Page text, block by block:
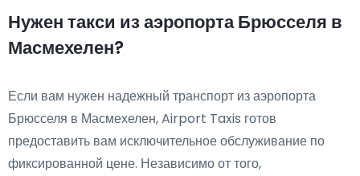
Нужен такси из аэропорта Брюсселя в
Масмехелен?
Если вам нужен надежный транспорт из аэропорта
Брюсселя в Масмехелен, Airport Taxis готов
предоставить вам исключительное обслуживание по
фиксированной цене. Независимо от того,